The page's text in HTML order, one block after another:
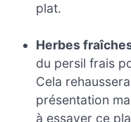
plat.
Herbes
du persil frais
Cela
présentation
à essayer ce